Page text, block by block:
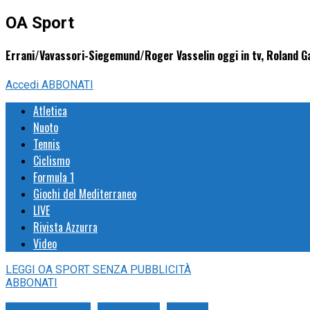
OA Sport
Errani/Vavassori-Siegemund/Roger Vasselin oggi in tv,
Accedi ABBONATI
Atletica
Nuoto
Tennis
Ciclismo
Formula 1
Giochi del Mediterraneo
LIVE
Rivista Azzurra
Video
LEGGI OA SPORT SENZA PUBBLICITÀ
ABBONATI